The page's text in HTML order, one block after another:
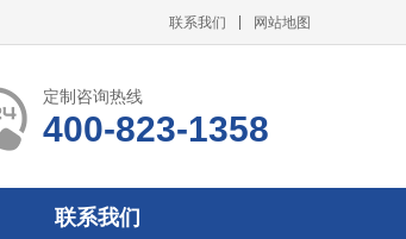
联系我们 网站地图
定制咨询热线
400-823-1358
联系我们